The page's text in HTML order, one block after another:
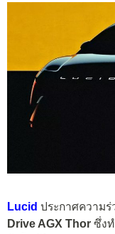
Lucid ประกาศความ
Drive AGX Thor ซึ่ง